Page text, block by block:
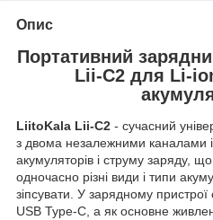
Опис
Портативний
Lii-C2 для Li-
LiitoKala Lii-C2 - сучасний
з двома незалежними каналами
акумуляторів і струму заряду,
одночасно різні види і типи
зіпсувати. У зарядному
USB Type-C, а як основне